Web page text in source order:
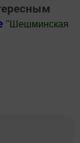
" Шешминская